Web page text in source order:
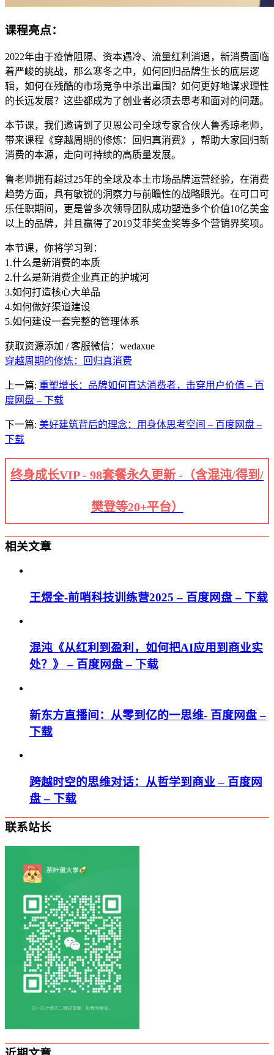
课程亮点：
2022年由于疫情阻隔、资本遇冷、流量红利消退，新消费面临
着严峻的挑战，那么寒冬之中，如何回归品牌生长的底层逻
辑，如何在残酷的市场竞争中杀出重围？如何更好地谋求理性
的长远发展？这些都成为了创业者必须去思考和面对的问题。
本节课，我们邀请到了贝恩公司全球专家合伙人鲁秀琼老师，
带来课程《穿越周期的修炼：回归真消费》，帮助大家回归新
消费的本源，走向可持续的高质量发展。
鲁老师拥有超过25年的全球及本土市场品牌运营经验，在消费
趋势方面，具有敏锐的洞察力与前瞻性的战略眼光。在可口可
乐任职期间，更是曾多次领导团队成功塑造多个价值10亿美金
以上的品牌，并且赢得了2019艾菲奖金奖等多个营销界奖项。
本节课，你将学习到：
1.什么是新消费的本质
2.什么是新消费企业真正的护城河
3.如何打造核心大单品
4.如何做好渠道建设
5.如何建设一套完整的管理体系
获取资源添加 / 客服微信：wedaxue
穿越周期的修炼：回归真消费
上一篇: 重塑增长：品牌如何直达消费者，击穿用户价值 – 百
度网盘 – 下载
下一篇: 美好建筑背后的理念：用身体思考空间 – 百度网盘 –
下载
终身成长VIP - 98套餐永久更新 -（含混沌/得到/
樊登等20+平台）
相关文章
王煜全-前哨科技训练营2025 – 百度网盘 – 下载
混沌《从红利到盈利，如何把AI应用到商业实
处？》 – 百度网盘 – 下载
新东方直播间：从零到亿的一思维- 百度网盘 –
下载
跨越时空的思维对话：从哲学到商业 – 百度网
盘 – 下载
联系站长